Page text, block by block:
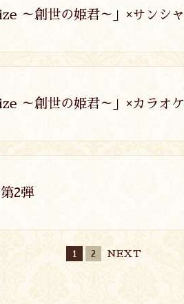
～創世の姫君～」×サンシ
～創世の姫君～」×カラオ
2弾
1 2 NEXT